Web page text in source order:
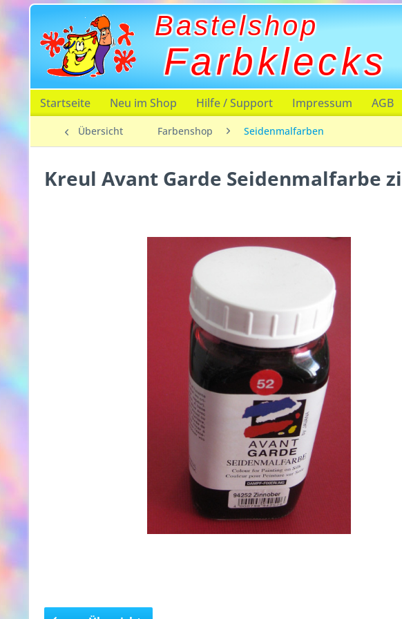
Bastelshop
Farbklecks
Startseite Neu im Shop Hilfe / Support Impressum AGB
Übersicht Farbenshop Seidenmalfarben
Kreul Avant Garde Seidenmalfarbe